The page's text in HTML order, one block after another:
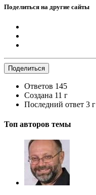
Поделиться на другие сайты
Поделиться
Ответов 145
Создана 11 г
Последний ответ 3 г
Топ авторов темы